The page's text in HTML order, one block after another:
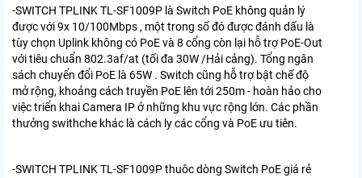
-SWITCH TPLINK TL-SF1009P là Switch PoE không quản lý
được với 9x 10/100Mbps , một trong số đó được đánh dấu là
tùy chọn Uplink không có PoE và 8 cổng còn lại hỗ trợ PoE-Out
với tiêu chuẩn 802.3af/at (tối đa 30W /Hải cảng). Tổng ngân
sách chuyển đổi PoE là 65W . Switch cũng hỗ trợ bật chế độ
mở rộng, khoảng cách truyền PoE lên tới 250m - hoàn hảo cho
việc triển khai Camera IP ở những khu vực rộng lớn. Các phần
thưởng swithche khác là cách ly các cổng và PoE ưu tiên.
-SWITCH TPLINK TL-SF1009Pthuôc dòng Switch PoE giá rẻ